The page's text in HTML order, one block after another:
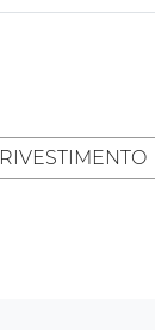
RIVESTIMENTO